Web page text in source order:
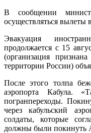
В сообщении
осуществляться вылеты
Эвакуация
продолжается с 15
(организация
территории России)
После этого толпа
аэропорта Кабула.
погранпереходы.
через кабульский
солдаты, которые
должны были покинуть